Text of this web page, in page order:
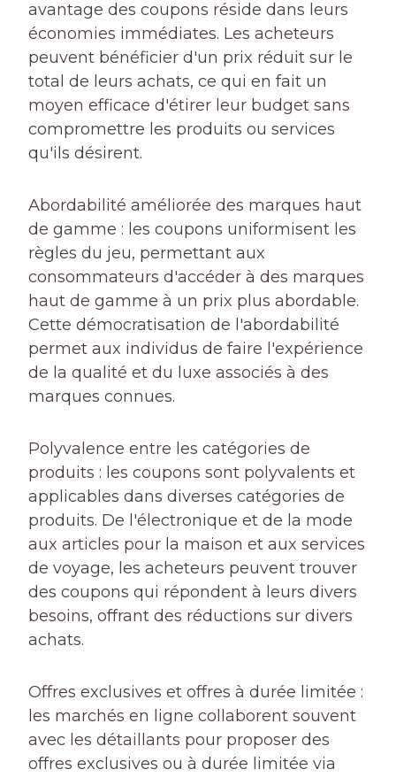
avantage des coupons réside dans leurs
économies immédiates. Les acheteurs
peuvent bénéficier d'un prix réduit sur le
total de leurs achats, ce qui en fait un
moyen efficace d'étirer leur budget sans
compromettre les produits ou services
qu'ils désirent.
Abordabilité améliorée des marques haut
de gamme : les coupons uniformisent les
règles du jeu, permettant aux
consommateurs d'accéder à des marques
haut de gamme à un prix plus abordable.
Cette démocratisation de l'abordabilité
permet aux individus de faire l'expérience
de la qualité et du luxe associés à des
marques connues.
Polyvalence entre les catégories de
produits : les coupons sont polyvalents et
applicables dans diverses catégories de
produits. De l'électronique et de la mode
aux articles pour la maison et aux services
de voyage, les acheteurs peuvent trouver
des coupons qui répondent à leurs divers
besoins, offrant des réductions sur divers
achats.
Offres exclusives et offres à durée limitée :
les marchés en ligne collaborent souvent
avec les détaillants pour proposer des
offres exclusives ou à durée limitée via